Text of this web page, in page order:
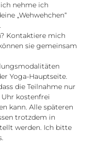
nehme ich
„Wehwehchen“
Kontaktiere mich
sie gemeinsam
Yoga-Hauptseite.
die Teilnahme nur
kostenfrei
kann. Alle späteren
trotzdem in
werden. Ich bitte